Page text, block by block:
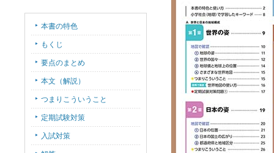
本書の特色
もくじ
要点のまとめ
本文（解説）
つまりこういうこと
定期試験対策
入試対策